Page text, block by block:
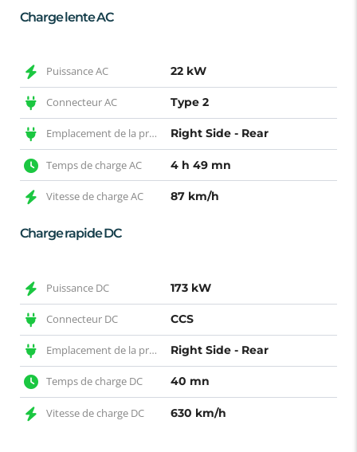
Charge lente AC
Puissance AC 22 kW
Connecteur AC Type 2
Emplacement de la prise AC Right Side - Rear
Temps de charge AC 4 h 49 mn
Vitesse de charge AC 87 km/h
Charge rapide DC
Puissance DC 173 kW
Connecteur DC CCS
Emplacement de la prise DC Right Side - Rear
Temps de charge DC 40 mn
Vitesse de charge DC 630 km/h